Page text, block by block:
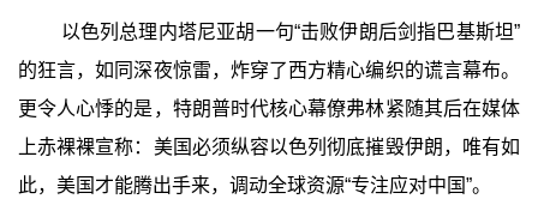
以色列总理内塔尼亚胡一句“击败伊朗后剑指巴基斯坦”
的狂言，如同深夜惊雷，炸穿了西方精心编织的谎言幕布。
更令人心悸的是，特朗普时代核心幕僚弗林紧随其后在媒体
上赤裸裸宣称：美国必须纵容以色列彻底摧毁伊朗，唯有如
此，美国才能腾出手来，调动全球资源“专注应对中国”。